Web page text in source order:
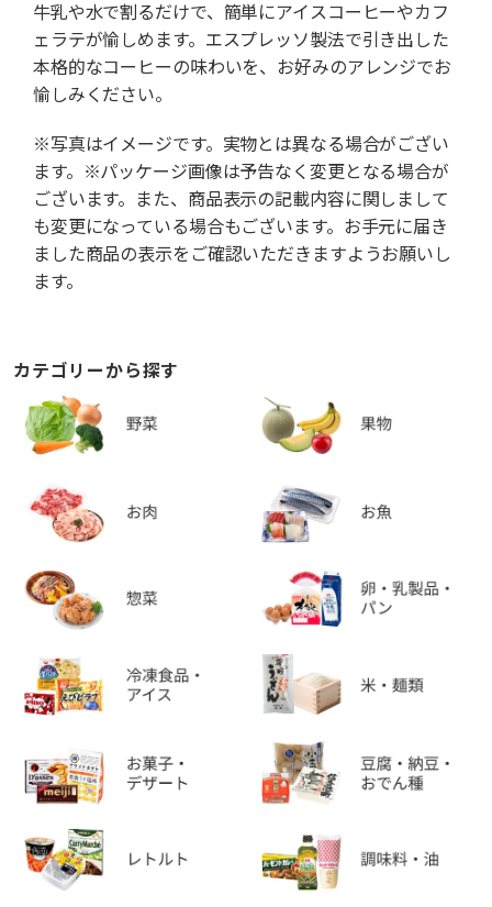
牛乳や水で割るだけで、簡単にアイスコーヒーやカフ
ェラテが愉しめます。エスプレッソ製法で引き出した
本格的なコーヒーの味わいを、お好みのアレンジでお
愉しみください。
※写真はイメージです。実物とは異なる場合がござい
ます。※パッケージ画像は予告なく変更となる場合が
ございます。また、商品表示の記載内容に関しまして
も変更になっている場合もございます。お手元に届き
ました商品の表示をご確認いただきますようお願いし
ます。
カテゴリーから探す